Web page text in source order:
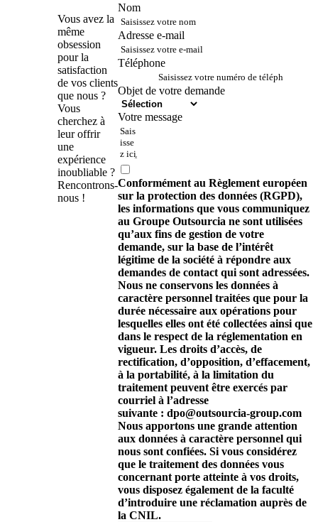
Vous avez la
même
obsession
pour la
satisfaction
de vos clients
que nous ?
Vous
cherchez à
leur offrir
une
expérience
inoubliable ?
Rencontrons-
nous !
Nom
Adresse e-mail
Téléphone
Objet de votre demande
Votre message
Conformément au Règlement européen
sur la protection des données (RGPD),
les informations que vous communiquez
au Groupe Outsourcia ne sont utilisées
qu’aux fins de gestion de votre
demande, sur la base de l’intérêt
légitime de la société à répondre aux
demandes de contact qui sont adressées.
Nous ne conservons les données à
caractère personnel traitées que pour la
durée nécessaire aux opérations pour
lesquelles elles ont été collectées ainsi que
dans le respect de la réglementation en
vigueur. Les droits d’accès, de
rectification, d’opposition, d’effacement,
à la portabilité, à la limitation du
traitement peuvent être exercés par
courriel à l’adresse
suivante : dpo@outsourcia-group.com
Nous apportons une grande attention
aux données à caractère personnel qui
nous sont confiées. Si vous considérez
que le traitement des données vous
concernant porte atteinte à vos droits,
vous disposez également de la faculté
d’introduire une réclamation auprès de
la CNIL.